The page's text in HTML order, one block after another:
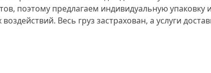
поэтому предлагаем индивидуальную
Весь груз застрахован, а услуги